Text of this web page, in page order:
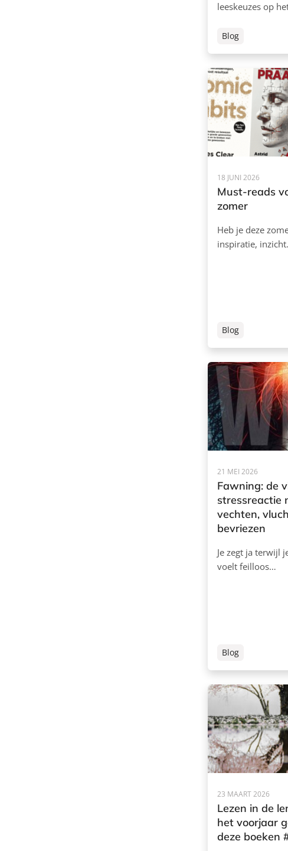
leeskeuzes op
Blog
18 JUNI 2026
Must-reads
zomer
Heb je deze
inspiratie,
Blog
21 MEI 2026
Fawning: de
stressreactie
vechten,
bevriezen
Je zegt ja terwijl
voelt feilloos…
Blog
23 MAART 2026
Lezen in de
het voorjaar
deze boeken